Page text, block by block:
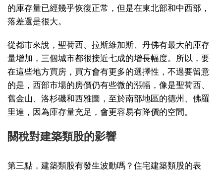
的庫存量已經幾乎恢復正常，但是在東北部和中西部，
落差還是很大。
從都市來說，聖荷西、拉斯維加斯、丹佛有最大的庫存
量增加，三個城市都很接近七成的增長幅度。所以，要
在這些地方買房，買方會有更多的選擇性，不過要留意
的是，西部市場的房價仍有些微的漲幅，像是聖荷西、
舊金山、洛杉磯和西雅圖，至於南部地區的德州、佛羅
里達，因為庫存量充足，會更容易有降價的空間。
關稅對建築類股的影響
第三點，建築類股有發生波動嗎？住宅建築類股的表